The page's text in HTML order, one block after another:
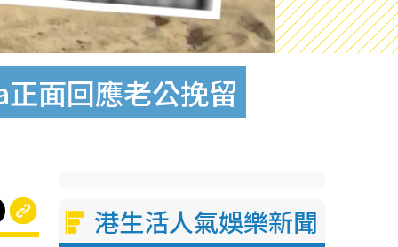
面回應老公挽留
港生活人氣娛樂新聞